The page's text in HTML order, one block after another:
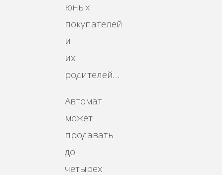
юных
покупателей
и
их
родителей…
Автомат
может
продавать
до
четырех